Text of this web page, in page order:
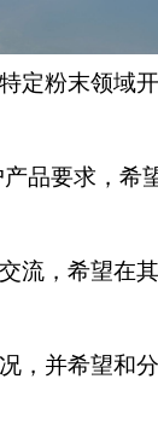
定粉末领域
品要求，希
流，希望在
，并希望和